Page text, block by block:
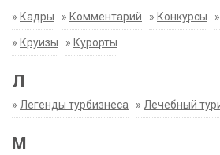
» Кадры » Комментарий » Конкурсы »
» Круизы » Курорты
Л
» Легенды турбизнеса » Лечебный
М